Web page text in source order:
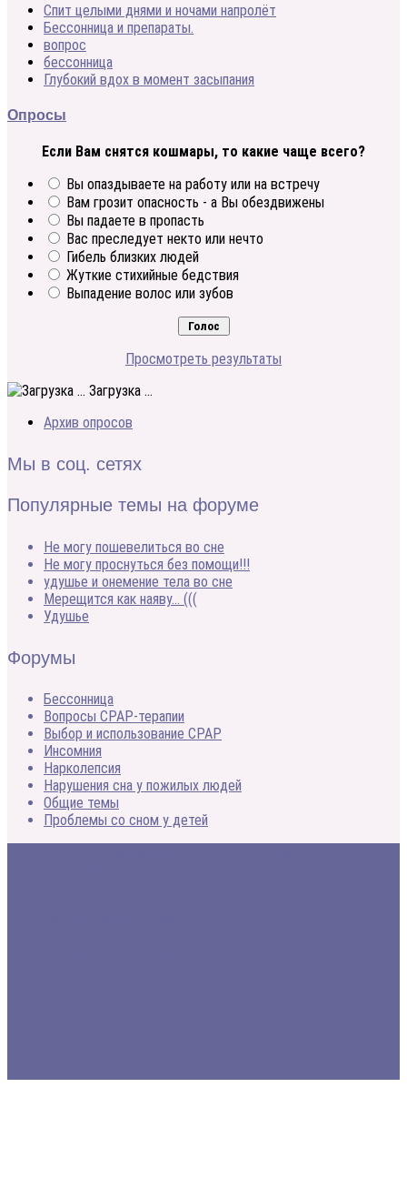
Спит целыми днями и ночами напролёт
Бессонница и препараты.
вопрос
бессонница
Глубокий вдох в момент засыпания
Опросы
Если Вам снятся кошмары, то какие чаще всего?
Вы опаздываете на работу или на встречу
Вам грозит опасность - а Вы обездвижены
Вы падаете в пропасть
Вас преследует некто или нечто
Гибель близких людей
Жуткие стихийные бедствия
Выпадение волос или зубов
Просмотреть результаты
Загрузка ...
Архив опросов
Мы в соц. сетях
Популярные темы на форуме
Не могу пошевелиться во сне
Не могу проснуться без помощи!!!
удушье и онемение тела во сне
Мерещится как наяву… (((
Удушье
Форумы
Бессонница
Вопросы CPAP-терапии
Выбор и использование CPAP
Инсомния
Нарколепсия
Нарушения сна у пожилых людей
Общие темы
Проблемы со сном у детей